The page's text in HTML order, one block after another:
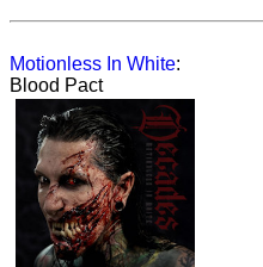
Motionless In White:
Blood Pact